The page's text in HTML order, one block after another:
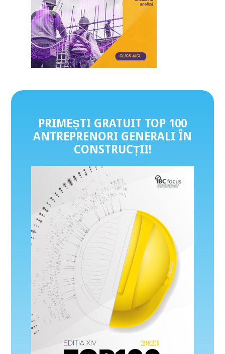
PRIMEȘTI GRATUIT TOP 100
ANTREPRENORI GENERALI ÎN
CONSTRUCȚII!